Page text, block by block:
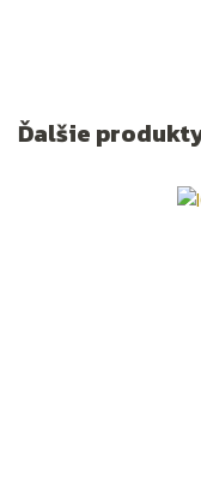
Ďalšie